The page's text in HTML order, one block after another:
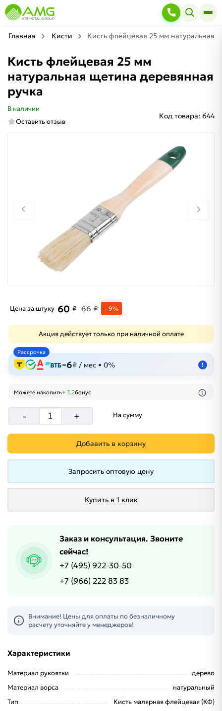
Главная Кисти Кисть флейцевая 25 мм натуральная
Кисть флейцевая 25 мм
натуральная щетина деревянная
ручка
В наличии
Оставить отзыв
Код товара: 644
Цена за штуку 60 ₽ 66 ₽ - 9%
Акция действует только при наличной оплате
Рассрочка
≈6₽ / мес • 0% !
Можете накопить+ 1.2бонус
- + На сумму
Добавить в корзину
Запросить оптовую цену
Купить в 1 клик
Заказ и консультация. Звоните
сейчас!
+7 (495) 922-30-50
+7 (966) 222 83 83
Внимание! Цены для оплаты по безналичному
расчету уточняйте у менеджеров!
Характеристики
Материал рукоятки
дерево
Материал ворса
натуральный
Тип
Кисть малярная флейцевая (КФ)